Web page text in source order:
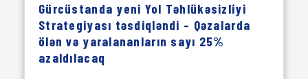
Gürcüstanda yeni Yol Təhlükəsizliyi
Strategiyası təsdiqləndi – Qəzalarda
ölən və yaralananların sayı 25%
azaldılacaq